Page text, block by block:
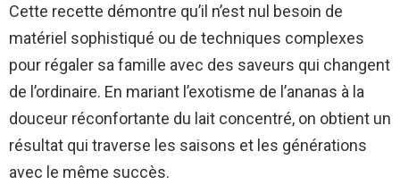
Cette recette démontre qu’il n’est nul besoin de
matériel sophistiqué ou de techniques complexes
pour régaler sa famille avec des saveurs qui changent
de l’ordinaire. En mariant l’exotisme de l’ananas à la
douceur réconfortante du lait concentré, on obtient un
résultat qui traverse les saisons et les générations
avec le même succès.